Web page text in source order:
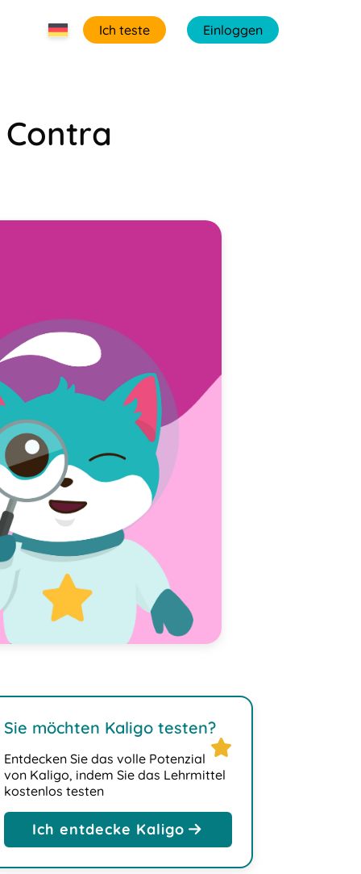
Ich teste Einloggen
Sie möchten Kaligo testen?
star
Entdecken Sie das volle Potenzial
von Kaligo, indem Sie das Lehrmittel
kostenlos testen
Ich entdecke Kaligo